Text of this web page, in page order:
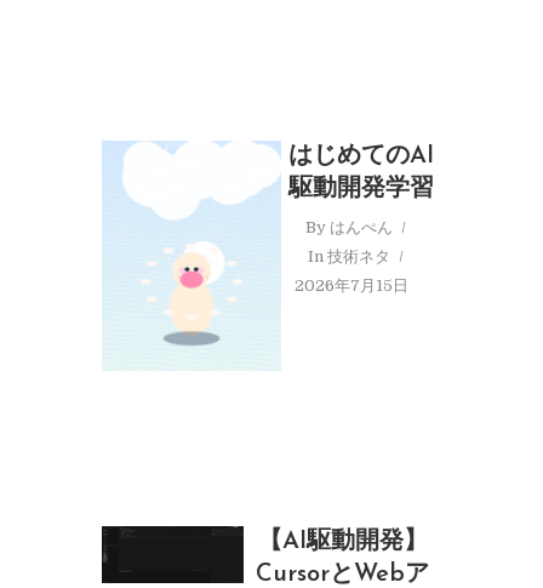
はじめてのAI
駆動開発学習
By はんぺん
In技術ネタ
2026年7月15日
【AI駆動開発】
CursorとWebア